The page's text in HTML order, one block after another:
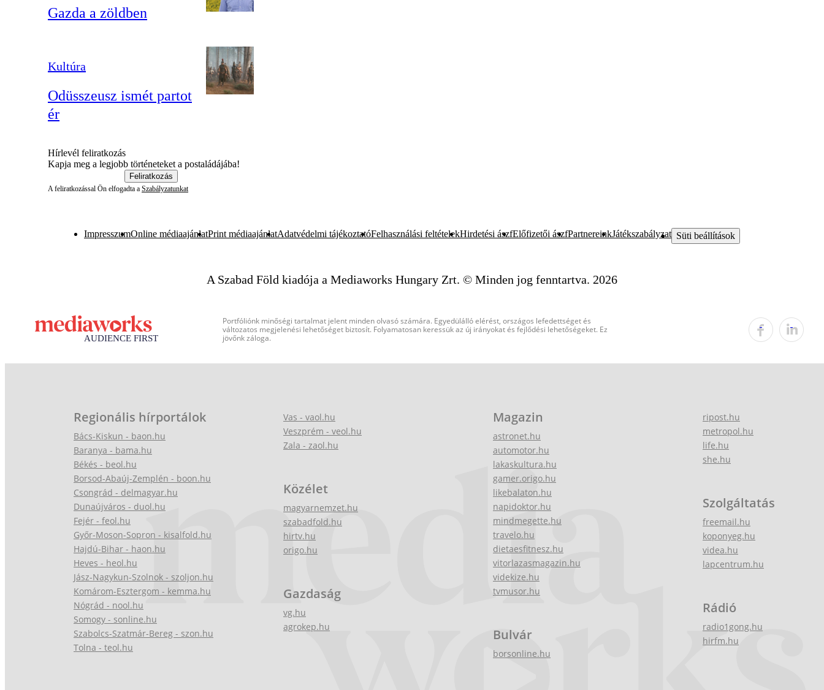
Gazda a zöldben
Kultúra
Odüsszeusz ismét partot
ér
Hírlevél feliratkozás
Kapja meg a legjobb történeteket a postaládájába!
Feliratkozás
A feliratkozással Ön elfogadta a Szabályzatunkat
ImpresszumOnline médiaajánlatPrint médiaajánlatAdatvédelmi tájékoztatóFelhasználási feltételekHirdetési ászfElőfizetői ászfPartnereinkJátékszabályzat Süti beállítások
A Szabad Föld kiadója a Mediaworks Hungary Zrt. © Minden jog fenntartva. 2026
Portfóliónk minőségi tartalmat jelent minden olvasó számára. Egyedülálló elérést, országos lefedettséget és
változatos megjelenési lehetőséget biztosít. Folyamatosan keressük az új irányokat és fejlődési lehetőségeket. Ez
jövőnk záloga.
Regionális hírportálok
Bács-Kiskun - baon.hu
Baranya - bama.hu
Békés - beol.hu
Borsod-Abaúj-Zemplén - boon.hu
Csongrád - delmagyar.hu
Dunaújváros - duol.hu
Fejér - feol.hu
Győr-Moson-Sopron - kisalfold.hu
Hajdú-Bihar - haon.hu
Heves - heol.hu
Jász-Nagykun-Szolnok - szoljon.hu
Komárom-Esztergom - kemma.hu
Nógrád - nool.hu
Somogy - sonline.hu
Szabolcs-Szatmár-Bereg - szon.hu
Tolna - teol.hu
Vas - vaol.hu
Veszprém - veol.hu
Zala - zaol.hu
Közélet
magyarnemzet.hu
szabadfold.hu
hirtv.hu
origo.hu
Gazdaság
vg.hu
agrokep.hu
Magazin
astronet.hu
automotor.hu
lakaskultura.hu
gamer.origo.hu
likebalaton.hu
napidoktor.hu
mindmegette.hu
travelo.hu
dietaesfitnesz.hu
vitorlazasmagazin.hu
videkize.hu
tvmusor.hu
Bulvár
borsonline.hu
ripost.hu
metropol.hu
life.hu
she.hu
Szolgáltatás
freemail.hu
koponyeg.hu
videa.hu
lapcentrum.hu
Rádió
radio1gong.hu
hirfm.hu